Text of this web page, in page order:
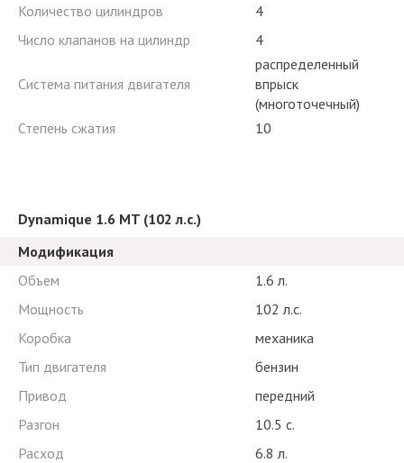
Количество цилиндров
4
Число клапанов на цилиндр
4
Система питания двигателя
распределенный
впрыск
(многоточечный)
Степень сжатия
10
Dynamique 1.6 MT (102 л.с.)
Модификация
Объем
1.6 л.
Мощность
102 л.с.
Коробка
механика
Тип двигателя
бензин
Привод
передний
Разгон
10.5 с.
Расход
6.8 л.